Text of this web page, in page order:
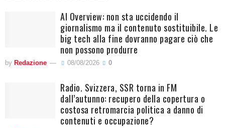
AI Overview: non sta uccidendo il
giornalismo ma il contenuto sostituibile. Le
big tech alla fine dovranno pagare ciò che
non possono produrre
by Redazione 08/08/2026 0
Radio. Svizzera, SSR torna in FM
dall’autunno: recupero della copertura o
costosa retromarcia politica a danno di
contenuti e occupazione?